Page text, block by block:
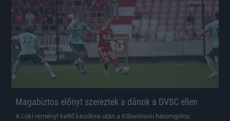
Magabiztos előnyt szereztek a dánok a DVSC ellen
A Loki reményt keltő kezdése után a Köbenhavn háromgólos